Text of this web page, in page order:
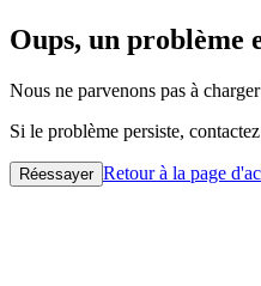
Oups, un problème
Nous ne parvenons pas à
Si le problème persiste,
Réessayer Retour à la page